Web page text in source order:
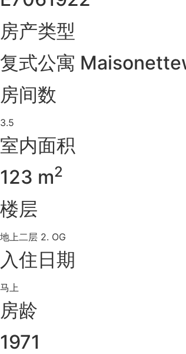
房产类型
复式公寓
房间数
3.5
室内面积
123 m2
楼层
地上二层 2. OG
入住日期
马上
房龄
1971